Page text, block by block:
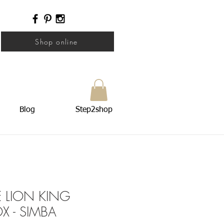
Shop online
Blog Step2shop
LION KING
- SIMBA